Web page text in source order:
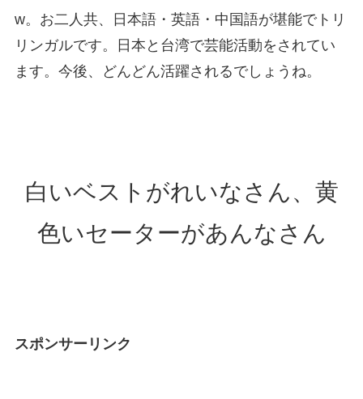
w。お二人共、日本語・英語・中国語が堪能でトリ
リンガルです。日本と台湾で芸能活動をされてい
ます。今後、どんどん活躍されるでしょうね。
白いベストがれいなさん、黄
色いセーターがあんなさん
スポンサーリンク